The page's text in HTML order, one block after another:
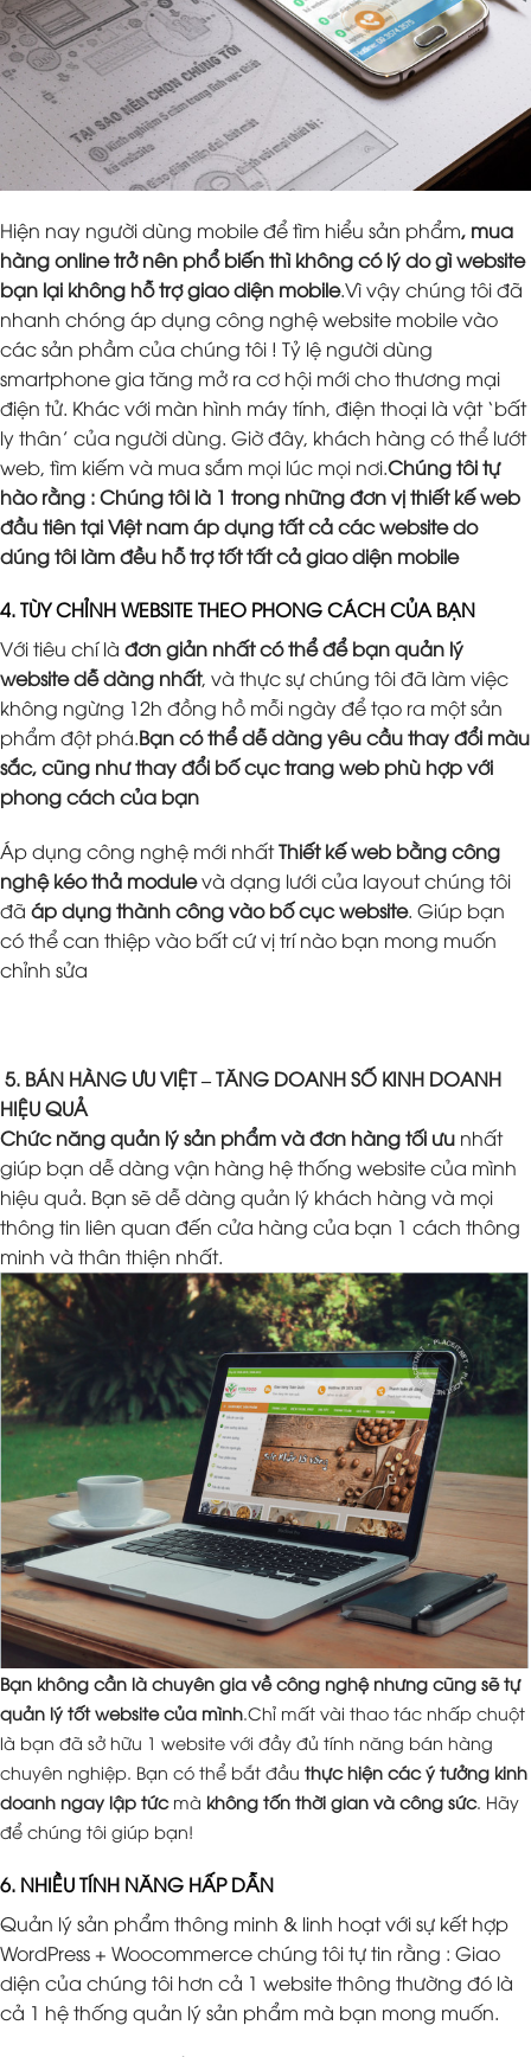
Hiện nay người dùng mobile để tìm hiểu sản phẩm, mua
hàng online trở nên phổ biến thì không có lý do gì website
bạn lại không hỗ trợ giao diện mobile.Vì vậy chúng tôi đã
nhanh chóng áp dụng công nghệ website mobile vào
các sản phầm của chúng tôi ! Tỷ lệ người dùng
smartphone gia tăng mở ra cơ hội mới cho thương mại
điện tử. Khác với màn hình máy tính, điện thoại là vật ‘bất
ly thân’ của người dùng. Giờ đây, khách hàng có thể lướt
web, tìm kiếm và mua sắm mọi lúc mọi nơi.Chúng tôi tự
hào rằng : Chúng tôi là 1 trong những đơn vị thiết kế web
đầu tiên tại Việt nam áp dụng tất cả các website do
dúng tôi làm đều hỗ trợ tốt tất cả giao diện mobile
4. TÙY CHỈNH WEBSITE THEO PHONG CÁCH CỦA BẠN
Với tiêu chí là đơn giản nhất có thể để bạn quản lý
website dễ dàng nhất, và thực sự chúng tôi đã làm việc
không ngừng 12h đồng hồ mỗi ngày để tạo ra một sản
phẩm đột phá.Bạn có thể dễ dàng yêu cầu thay đổi màu
sắc, cũng như thay đổi bố cục trang web phù hợp với
phong cách của bạn
Áp dụng công nghệ mới nhấtThiết kế web bằng công
nghệ kéo thả modulevà dạng lưới của layout chúng tôi
đã áp dụng thành công vào bố cục website. Giúp bạn
có thể can thiệp vào bất cứ vị trí nào bạn mong muốn
chỉnh sửa
5. BÁN HÀNG ƯU VIỆT – TĂNG DOANH SỐ KINH DOANH
HIỆU QUẢ
Chức năng quản lý sản phẩm và đơn hàng tối ưu nhất
giúp bạn dễ dàng vận hàng hệ thống website của mình
hiệu quả. Bạn sẽ dễ dàng quản lý khách hàng và mọi
thông tin liên quan đến cửa hàng của bạn 1 cách thông
minh và thân thiện nhất.
Bạn không cần là chuyên gia về công nghệ nhưng cũng sẽ tự
quản lý tốt website của mình .Chỉ mất vài thao tác nhấp chuột
là bạn đã sở hữu 1 website với đầy đủ tính năng bán hàng
chuyên nghiệp. Bạn có thể bắt đầu thực hiện các ý tưởng kinh
doanh ngay lập tứcmà không tốn thời gian và công sức. Hãy
để chúng tôi giúp bạn!
6. NHIỀU TÍNH NĂNG HẤP DẪN
Quản lý sản phẩm thông minh & linh hoạt với sự kết hợp
WordPress + Woocommerce chúng tôi tự tin rằng : Giao
diện của chúng tôi hơn cả 1 website thông thường đó là
cả 1 hệ thống quản lý sản phẩm mà bạn mong muốn.